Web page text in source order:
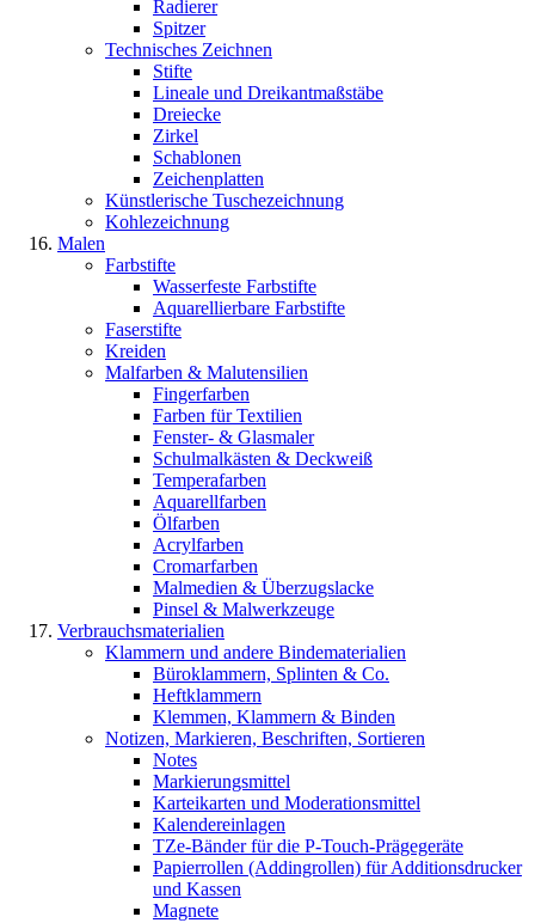
Radierer
Spitzer
Technisches Zeichnen
Stifte
Lineale und Dreikantmaßstäbe
Dreiecke
Zirkel
Schablonen
Zeichenplatten
Künstlerische Tuschezeichnung
Kohlezeichnung
Malen
Farbstifte
Wasserfeste Farbstifte
Aquarellierbare Farbstifte
Faserstifte
Kreiden
Malfarben & Malutensilien
Fingerfarben
Farben für Textilien
Fenster- & Glasmaler
Schulmalkästen & Deckweiß
Temperafarben
Aquarellfarben
Ölfarben
Acrylfarben
Cromarfarben
Malmedien & Überzugslacke
Pinsel & Malwerkzeuge
Verbrauchsmaterialien
Klammern und andere Bindematerialien
Büroklammern, Splinten & Co.
Heftklammern
Klemmen, Klammern & Binden
Notizen, Markieren, Beschriften, Sortieren
Notes
Markierungsmittel
Karteikarten und Moderationsmittel
Kalendereinlagen
TZe-Bänder für die P-Touch-Prägegeräte
Papierrollen (Addingrollen) für Additionsdrucker
und Kassen
Magnete